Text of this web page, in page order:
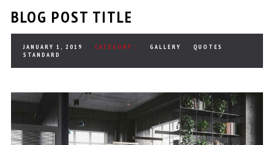
BLOG POST TITLE
JANUARY 1, 2019 CATEGORY : GALLERY
QUOTES
STANDARD